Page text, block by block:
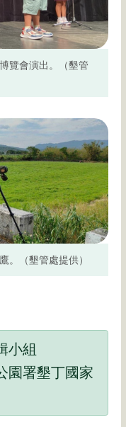
覽會演出。（墾管
。（墾管處提供）
小組
園署墾丁國家